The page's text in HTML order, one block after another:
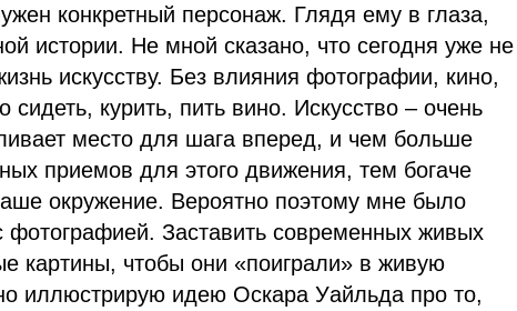
конкретный персонаж. Глядя ему в глаза,
истории. Не мной сказано, что сегодня уже не
искусству. Без влияния фотографии, кино,
сидеть, курить, пить вино. Искусство – очень
место для шага вперед, и чем больше
приемов для этого движения, тем богаче
окружение. Вероятно поэтому мне было
фотографией. Заставить современных живых
картины, чтобы они «поиграли» в живую
иллюстрирую идею Оскара Уайльда про то,